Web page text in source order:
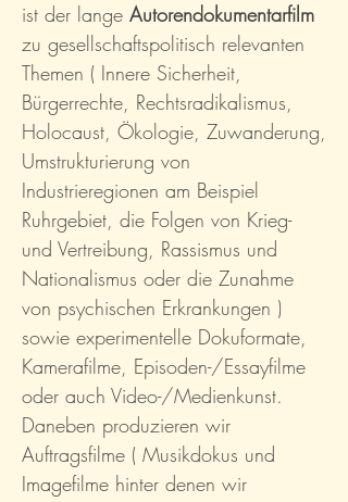
ist der lange Autorendokumentarfilm
zu gesellschaftspolitisch relevanten
Themen ( Innere Sicherheit,
Bürgerrechte, Rechtsradikalismus,
Holocaust, Ökologie, Zuwanderung,
Umstrukturierung von
Industrieregionen am Beispiel
Ruhrgebiet, die Folgen von Krieg-
und Vertreibung, Rassismus und
Nationalismus oder die Zunahme
von psychischen Erkrankungen )
sowie experimentelle Dokuformate,
Kamerafilme, Episoden-/Essayfilme
oder auch Video-/Medienkunst.
Daneben produzieren wir
Auftragsfilme ( Musikdokus und
Imagefilme hinter denen wir